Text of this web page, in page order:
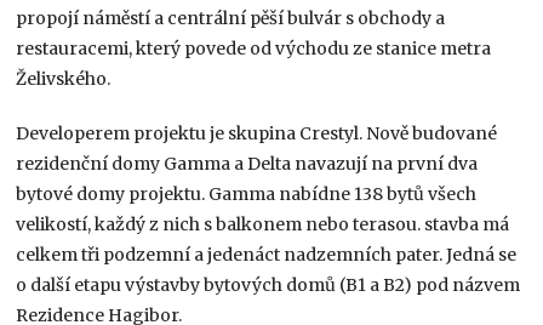
propojí náměstí a centrální pěší bulvár s obchody a
restauracemi, který povede od východu ze stanice metra
Želivského.
Developerem projektu je skupina Crestyl. Nově budované
rezidenční domy Gamma a Delta navazují na první dva
bytové domy projektu. Gamma nabídne 138 bytů všech
velikostí, každý z nich s balkonem nebo terasou. stavba má
celkem tři podzemní a jedenáct nadzemních pater. Jedná se
o další etapu výstavby bytových domů (B1 a B2) pod názvem
Rezidence Hagibor.